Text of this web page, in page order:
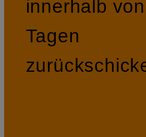
innerhalb
Tagen